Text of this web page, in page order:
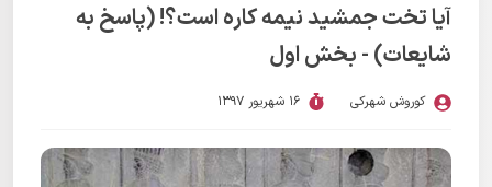
آیا تخت جمشید نیمه کاره است؟! (پاسخ به
شایعات) - بخش اول
کوروش شهرکی 16 شهریور 1397